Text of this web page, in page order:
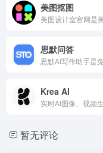
美图抠图
思默问答
Krea AI
暂无评论